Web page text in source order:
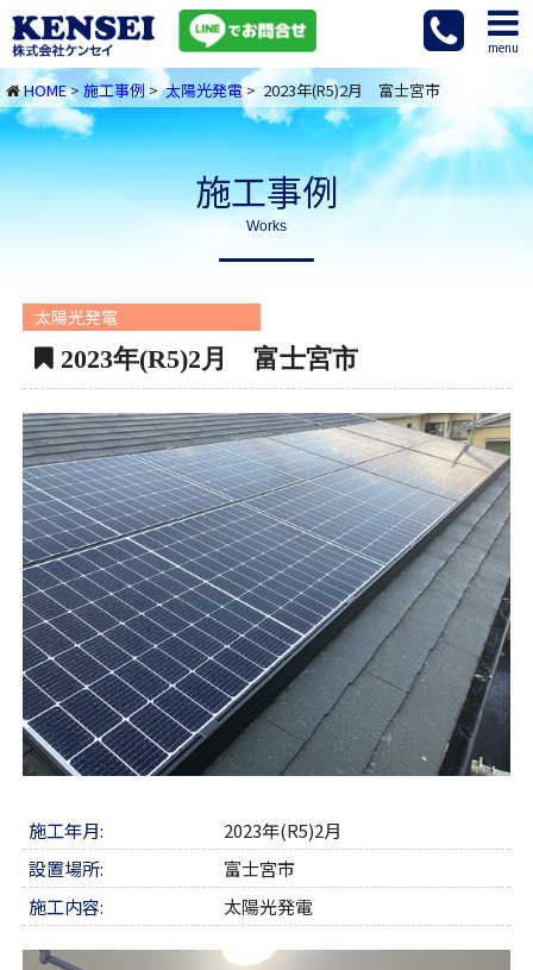
menu
HOME> 施工事例>太陽光発電 > 2023年(R5)2月 富士宮市
施工事例
Works
太陽光発電
2023年(R5)2月 富士宮市
施工年月:
2023年(R5)2月
設置場所:
富士宮市
施工内容:
太陽光発電